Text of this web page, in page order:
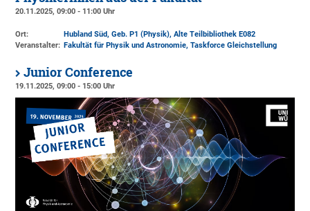
20.11.2025, 09:00 - 11:00 Uhr
Ort: Hubland Süd, Geb. P1 (Physik), Alte Teilbibliothek E082
Veranstalter: Fakultät für Physik und Astronomie, Taskforce Gleichstellung
Junior Conference
19.11.2025, 09:00 - 15:00 Uhr